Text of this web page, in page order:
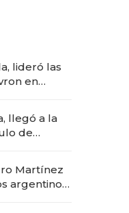
lideró las
en
llegó a la
de
Martínez
argentinos